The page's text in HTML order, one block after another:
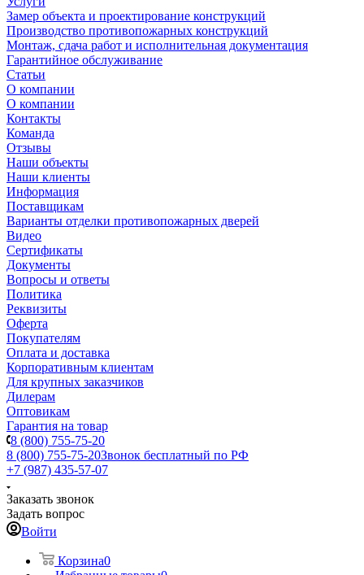
Замер объекта и проектирование конструкций
Производство противопожарных конструкций
Монтаж, сдача работ и исполнительная документация
Гарантийное обслуживание
Статьи
О компании
О компании
Контакты
Команда
Отзывы
Наши объекты
Наши клиенты
Информация
Поставщикам
Варианты отделки противопожарных дверей
Видео
Сертификаты
Документы
Вопросы и ответы
Политика
Реквизиты
Оферта
Покупателям
Оплата и доставка
Корпоративным клиентам
Для крупных заказчиков
Дилерам
Оптовикам
Гарантия на товар
8 (800) 755-75-20
8 (800) 755-75-20Звонок бесплатный по РФ
+7 (987) 435-57-07
Заказать звонок
Задать вопрос
Войти
Корзина0